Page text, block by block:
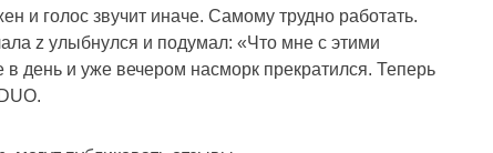
и голос звучит иначе. Самому трудно работать.
z улыбнулся и подумал: «Что мне с этими
день и уже вечером насморк прекратился. Теперь